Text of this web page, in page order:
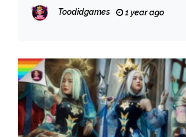
Toodidgames 1 year ago